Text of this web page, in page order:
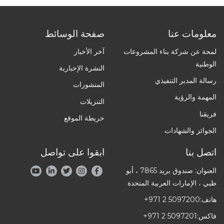
معلومات عنا
لمحة عن شركة بناء المشروعات
الوطنية
رسالة المدير التنفيذي
المهمة والرؤية
فريقنا
الجوائز والشهادات
صفحة الوسائط
آخر الأخبار
النشرة الإخبارية
المنشورات
التنزيلات
خريطة الموقع
اتصل بنا
العنوان: صندوق بريد 7865 ، أبو
ظبي ، الإمارات العربية المتحدة
هاتف:+971 2 5097200
فاكس: +971 2 5097201
ابقوا على تواصل